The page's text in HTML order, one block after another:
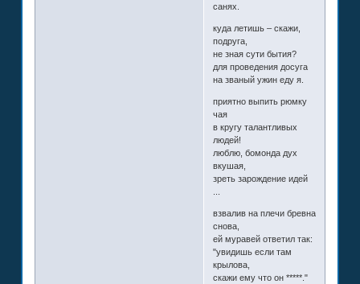
санях.
куда летишь – скажи,
подруга,
не зная сути бытия?
для проведения досуга
на званый ужин еду я.
приятно выпить рюмку
чая
в кругу талантливых
людей!
люблю, бомонда дух
вкушая,
зреть зарождение идей
взвалив на плечи бревна
снова,
ей муравей ответил так:
"увидишь если там
крылова,
скажи ему что он *****."